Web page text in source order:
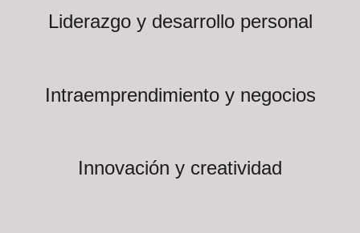
Liderazgo y desarrollo personal
Intraemprendimiento y negocios
Innovación y creatividad